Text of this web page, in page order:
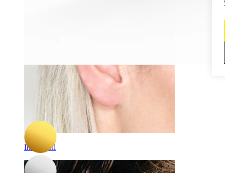
Industriell
3 for 2
Bodymod Premium
Et par huggiehoops i titan
kr 220,15
kr 259,00